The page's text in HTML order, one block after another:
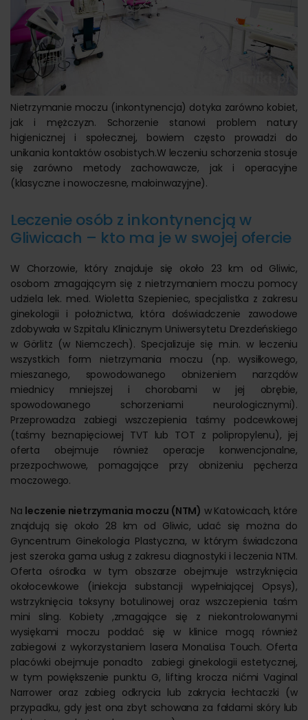
Nietrzymanie moczu (inkontynencja) dotyka zarówno kobiet,
jak i mężczyzn. Schorzenie stanowi problem natury
higienicznej i społecznej, bowiem często prowadzi do
unikania kontaktów osobistych.W leczeniu schorzenia stosuje
się zarówno metody zachowawcze, jak i operacyjne
(klasyczne i nowoczesne, małoinwazyjne).
Leczenie osób z inkontynencją w
Gliwicach – kto ma je w swojej ofercie
W Chorzowie, który znajduje się około 23 km od Gliwic,
osobom zmagającym się z nietrzymaniem moczu pomocy
udziela lek. med. Wioletta Szepieniec, specjalistka z zakresu
ginekologii i położnictwa, która doświadczenie zawodowe
zdobywała w Szpitalu Klinicznym Uniwersytetu Drezdeńskiego
w Görlitz (w Niemczech). Specjalizuje się m.in. w leczeniu
wszystkich form nietrzymania moczu (np. wysiłkowego,
mieszanego, spowodowanego obniżeniem narządów
miednicy mniejszej i chorobami w jej obrębie,
spowodowanego schorzeniami neurologicznymi).
Przeprowadza zabiegi wszczepienia taśmy podcewkowej
(taśmy beznapięciowej TVT lub TOT z polipropylenu), jej
oferta obejmuje również operacje konwencjonalne,
przezpochwowe, pomagające przy obniżeniu pęcherza
moczowego.
Na leczenie nietrzymania moczu (NTM) w Katowicach, które
znajdują się około 28 km od Gliwic, udać się można do
Gyncentrum Ginekologia Plastyczna, w którym świadczona
jest szeroka gama usług z zakresu diagnostyki i leczenia NTM.
Oferta ośrodka w tym obszarze obejmuje wstrzyknięcia
okołocewkowe (iniekcja substancji wypełniającej Opsys),
wstrzyknięcia toksyny botulinowej oraz wszczepienia taśm
mini sling. Kobiety ,zmagające się z niekontrolowanymi
wysiękami moczu poddać się w klinice mogą również
zabiegowi z wykorzystaniem lasera MonaLisa Touch. Oferta
placówki obejmuje ponadto zabiegi ginekologii estetycznej,
w tym powiększenie punktu G, lifting krocza nićmi Vaginal
Narrower oraz zabieg odkrycia lub zakrycia łechtaczki (w
przypadku, gdy jest ona zbyt schowana za fałdami skóry lub